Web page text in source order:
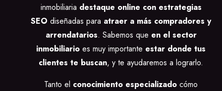
inmobiliaria destaque online con estrategias
SEO diseñadas para atraer a más compradores y
arrendatarios. Sabemos que en el sector
inmobiliario es muy importante estar donde tus
clientes te buscan, y te ayudaremos a lograrlo.
Tanto el conocimiento especializado cómo